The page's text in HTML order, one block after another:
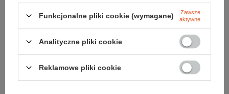
Sznurowadła TREK BRAND
Skarpety HIKE LIGHT CUSHION CREW SOCKS
129,99 zł
Funkcjonalne pliki cookie (wymagane)
Zawsze
aktywne
Analityczne pliki cookie
Reklamowe pliki cookie